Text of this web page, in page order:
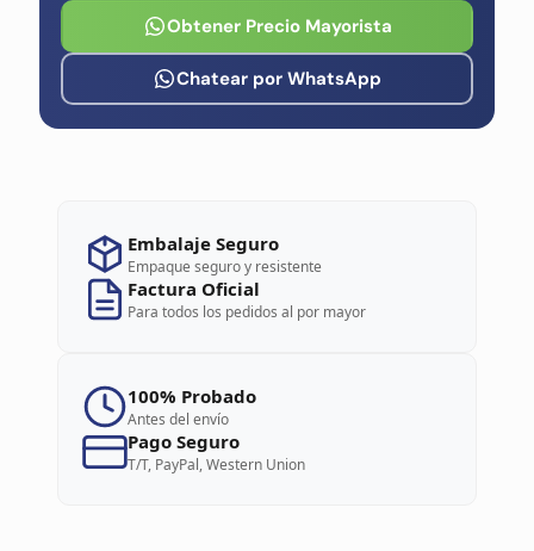
Obtener Precio Mayorista
Chatear por WhatsApp
Embalaje Seguro
Empaque seguro y resistente
Factura Oficial
Para todos los pedidos al por mayor
100% Probado
Antes del envío
Pago Seguro
T/T, PayPal, Western Union